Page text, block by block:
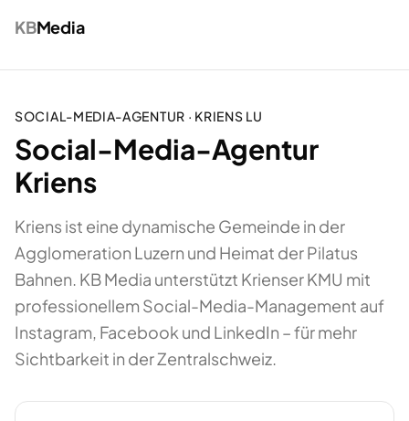
KBMedia
SOCIAL-MEDIA-AGENTUR · KRIENS LU
Social-Media-Agentur
Kriens
Kriens ist eine dynamische Gemeinde in der
Agglomeration Luzern und Heimat der Pilatus
Bahnen. KB Media unterstützt Krienser KMU mit
professionellem Social-Media-Management auf
Instagram, Facebook und LinkedIn – für mehr
Sichtbarkeit in der Zentralschweiz.